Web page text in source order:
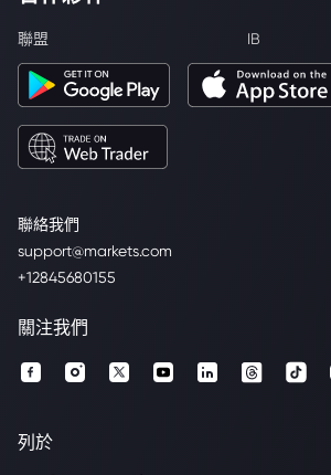
聯絡我們
support@markets.com
+12845680155
聯盟 IB
關注我們
列於